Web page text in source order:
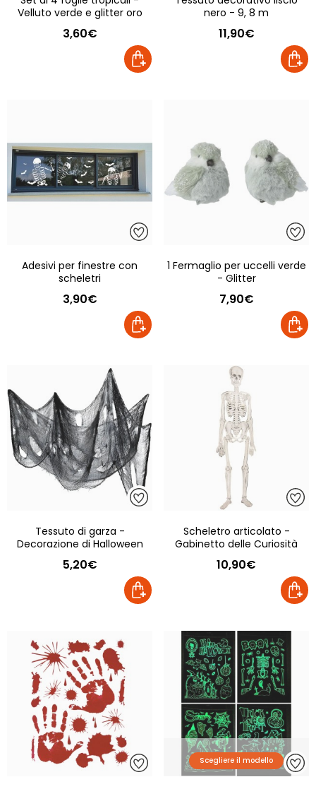
Velluto verde e glitter oro
3,60€
nero - 9, 8 m
11,90€
Adesivi per finestre con
scheletri
3,90€
1 Fermaglio per uccelli verde
- Glitter
7,90€
Tessuto di garza -
Decorazione di Halloween
5,20€
Scheletro articolato -
Gabinetto delle Curiosità
10,90€
Scegliere il modello